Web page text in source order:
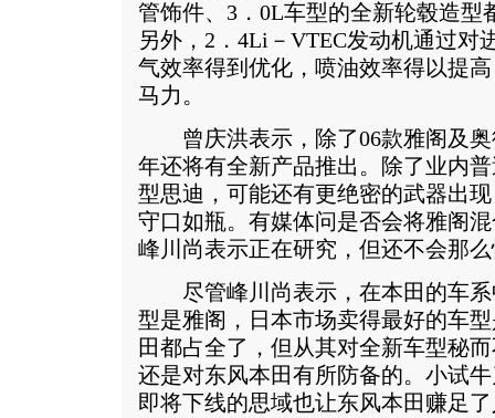
管饰件、3．0L车型的全新轮毂造型
另外，2．4Li－VTEC发动机通过对
气效率得到优化，喷油效率得以提
马力。
曾庆洪表示，除了06款雅阁及奥
年还将有全新产品推出。除了业内
型思迪，可能还有更绝密的武器出
守口如瓶。有媒体问是否会将雅阁
峰川尚表示正在研究，但还不会那
尽管峰川尚表示，在本田的车系
型是雅阁，日本市场卖得最好的车
田都占全了，但从其对全新车型秘
还是对东风本田有所防备的。小试
即将下线的思域也让东风本田赚足